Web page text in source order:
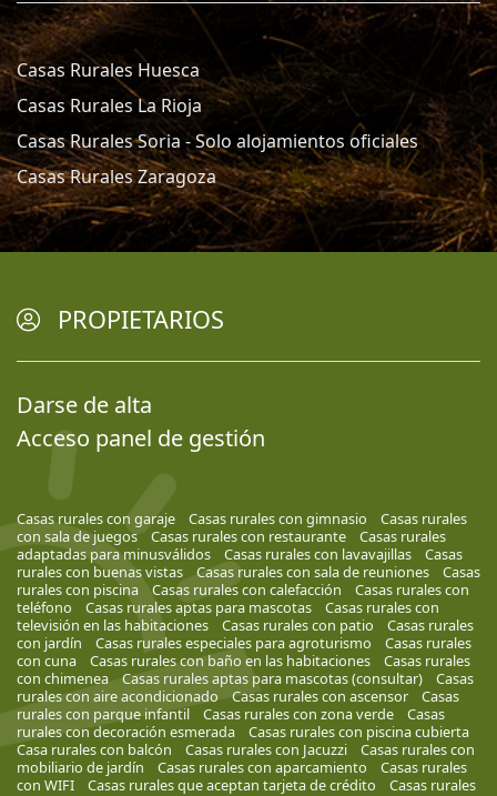
Casas Rurales Huesca
Casas Rurales La Rioja
Casas Rurales Soria - Solo alojamientos oficiales
Casas Rurales Zaragoza
PROPIETARIOS
Darse de alta
Acceso panel de gestión
Casas rurales con garaje Casas rurales con gimnasio
Casas rurales
con sala de juegos
Casas rurales con restaurante
Casas rurales
adaptadas para minusválidos
Casas rurales con lavavajillas
Casas
rurales con buenas vistas
Casas rurales con sala de reuniones
Casas
rurales con piscina
Casas rurales con calefacción
Casas rurales con
teléfono
Casas rurales aptas para mascotas
Casas rurales con
televisión en las habitaciones
Casas rurales con patio
Casas rurales
con jardín
Casas rurales especiales para agroturismo
Casas rurales
con cuna
Casas rurales con baño en las habitaciones
Casas rurales
con chimenea
Casas rurales aptas para mascotas (consultar)
Casas
rurales con aire acondicionado
Casas rurales con ascensor
Casas
rurales con parque infantil
Casas rurales con zona verde
Casas
rurales con decoración esmerada
Casas rurales con piscina cubierta
Casa rurales con balcón
Casas rurales con Jacuzzi
Casas rurales con
mobiliario de jardín
Casas rurales con aparcamiento
Casas rurales
con WIFI
Casas rurales que aceptan tarjeta de crédito
Casas rurales